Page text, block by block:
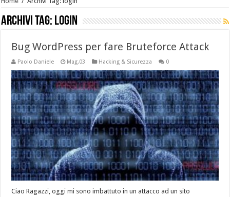
Archivi Tag: login
Bug WordPress per fare Bruteforce Attack
Paolo Daniele Mag.03 Hacking & Sicurezza 0
Ciao Ragazzi, oggi mi sono imbattuto in un attacco ad un sito